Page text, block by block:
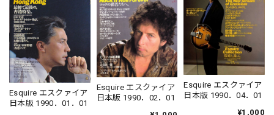
Esquire エスクァイア
日本版 1990．01．01
Esquire エスクァイア
日本版 1990．02．01
Esquire エスクァイア
日本版 1990．04．01
¥1,000